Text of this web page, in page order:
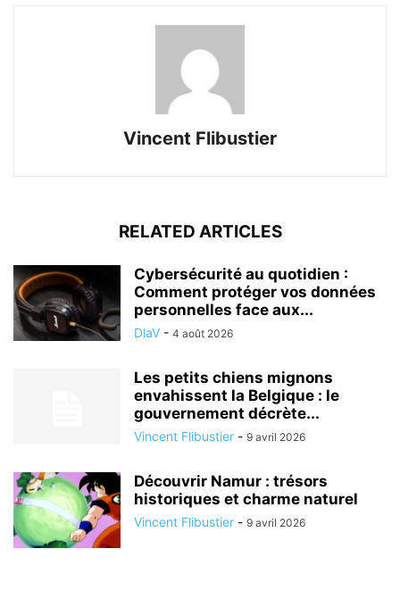
Vincent Flibustier
RELATED ARTICLES
Cybersécurité au quotidien :
Comment protéger vos données
personnelles face aux...
DlaV - 4 août 2026
Les petits chiens mignons
envahissent la Belgique : le
gouvernement décrète...
Vincent Flibustier - 9 avril 2026
Découvrir Namur : trésors
historiques et charme naturel
Vincent Flibustier - 9 avril 2026